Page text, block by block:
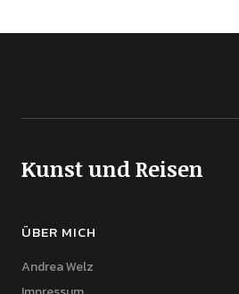
Kunst und Reisen
ÜBER MICH
Andrea Welz